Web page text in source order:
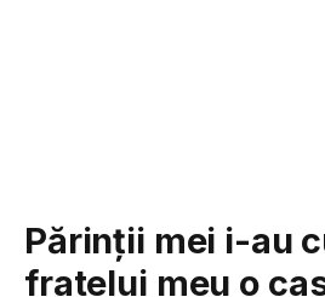
Părinții mei i-au
fratelui meu o